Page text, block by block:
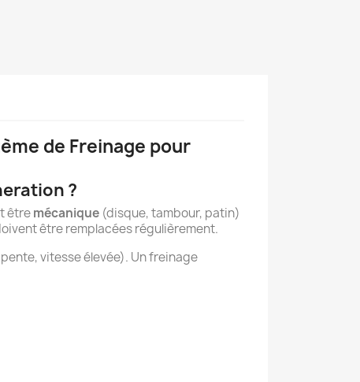
de Freinage pour
?
êtremécanique (disque, tambour, patin)
être remplacées régulièrement.
vitesse élevée). Un freinage